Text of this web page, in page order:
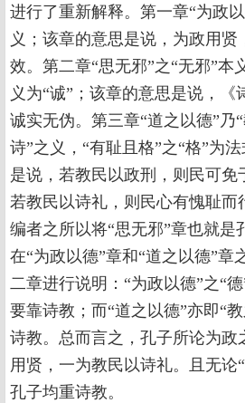
进行了重新解释。第一章“为政
义；该章的意思是说，为政用贤
效。第二章“思无邪”之“无邪”本
义为“诚”；该章的意思是说，《
诚实无伪。第三章“道之以德”乃
诗”之义，“有耻且格”之“格”为
是说，若教民以政刑，则民可免
若教民以诗礼，则民心有愧耻而
编者之所以将“思无邪”章也就是
在“为政以德”章和“道之以德”章
二章进行说明：“为政以德”之“德
要靠诗教；而“道之以德”亦即“
诗教。总而言之，孔子所论为政
用贤，一为教民以诗礼。且无论“
孔子均重诗教。